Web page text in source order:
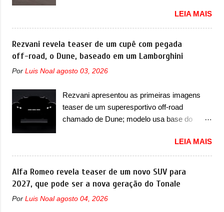
lançamento para breve. Além disso, a marca
divulgou as primeiras imagens do interior
com a nova configuração. A principal
mudança fica por conta da segunda fila de
bancos, que perde as poltronas individuais
lugares. Ao mesmo tempo, o SUV possui um
assento do meio que pode reclinar e nele
existe dois espaços de recarga por indução
apresentou as novas imagens teaser do Type
01 em testes pelas ruas de Mônaco. O
modelo continua rodando em testes e chegou
no principado para o E-Prix de Fórmula E,
como apoio a equipe da Jaguar na
competição. O elétrico aproveitou para
cidade-estado como a Sainte-Dévote, Praça
do Cassino e La Rascasse. Para ir a
Mônaco, a marca inglesa apresentou uma
uma interpretação artística com o combinado
de traços monolíticos retos e circulares. O
desenvolvimento do modelo ainda continua
acontecendo e a marca fala que, em relação
ao I-Pace (primeiro elétrico da Jaguar), o
LEIA MAIS
Rezvani revela teaser de um cupê com pegada
off-road, o Dune, baseado em um Lamborghini
Por Luis Noal agosto 03, 2026
Rezvani apresentou as primeiras imagens
teaser de um superesportivo off-road
chamado de Dune; modelo usa base do
Rezvani apresentou as primeiras imagens
teaser de um novo superesportivo que vai
oferecer aos seus consumidores. Trata-se do
Dune, um cupê superesportivo que terá uma
proposta off-road assim como outros
esportivos recentemente tiveram, como o
LEIA MAIS
Alfa Romeo revela teaser de um novo SUV para
2027, que pode ser a nova geração do Tonale
Por Luis Noal agosto 04, 2026